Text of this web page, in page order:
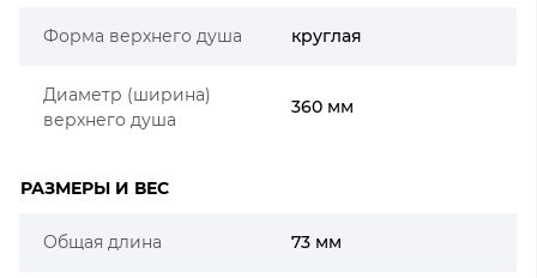
Форма верхнего душа круглая
Диаметр (ширина)
верхнего душа
360 мм
РАЗМЕРЫ И ВЕС
Общая длина 73 мм